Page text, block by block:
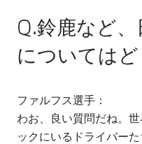
Q.鈴鹿など
についてはど
ファルフス選手：
わお、良い質問だね。
ックにいるドライバー